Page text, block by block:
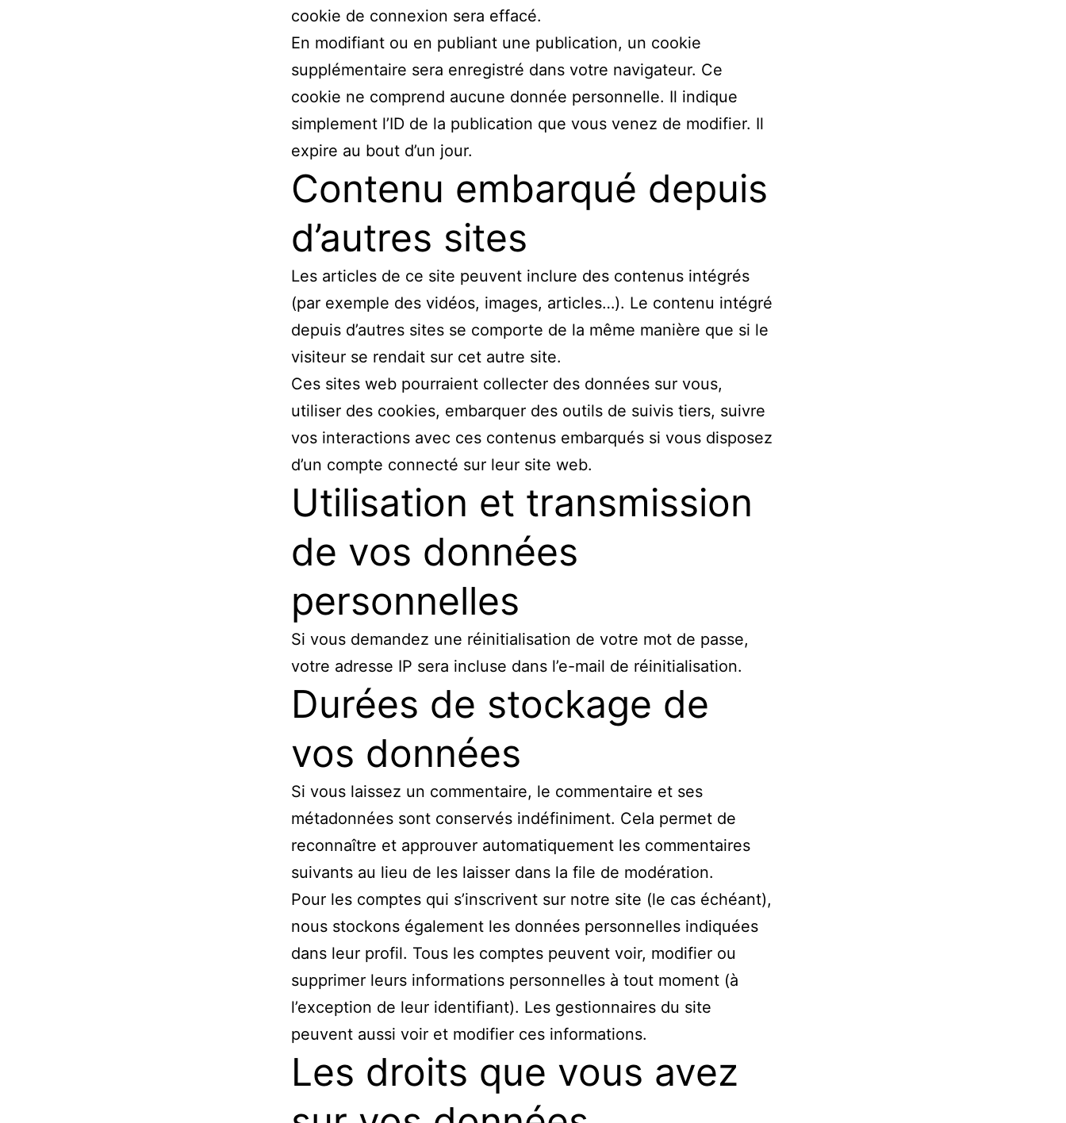
cookie de connexion sera effacé.
En modifiant ou en publiant une publication, un cookie
supplémentaire sera enregistré dans votre navigateur. Ce
cookie ne comprend aucune donnée personnelle. Il indique
simplement l’ID de la publication que vous venez de modifier. Il
expire au bout d’un jour.
Contenu embarqué depuis
d’autres sites
Les articles de ce site peuvent inclure des contenus intégrés
(par exemple des vidéos, images, articles…). Le contenu intégré
depuis d’autres sites se comporte de la même manière que si le
visiteur se rendait sur cet autre site.
Ces sites web pourraient collecter des données sur vous,
utiliser des cookies, embarquer des outils de suivis tiers, suivre
vos interactions avec ces contenus embarqués si vous disposez
d’un compte connecté sur leur site web.
Utilisation et transmission
de vos données
personnelles
Si vous demandez une réinitialisation de votre mot de passe,
votre adresse IP sera incluse dans l’e-mail de réinitialisation.
Durées de stockage de
vos données
Si vous laissez un commentaire, le commentaire et ses
métadonnées sont conservés indéfiniment. Cela permet de
reconnaître et approuver automatiquement les commentaires
suivants au lieu de les laisser dans la file de modération.
Pour les comptes qui s’inscrivent sur notre site (le cas échéant),
nous stockons également les données personnelles indiquées
dans leur profil. Tous les comptes peuvent voir, modifier ou
supprimer leurs informations personnelles à tout moment (à
l’exception de leur identifiant). Les gestionnaires du site
peuvent aussi voir et modifier ces informations.
Les droits que vous avez